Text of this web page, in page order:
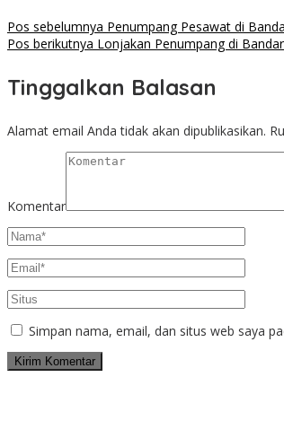
Pos sebelumnya Penumpang Pesawat di
Pos berikutnya Lonjakan Penumpang di
Tinggalkan Balasan
Alamat email Anda tidak akan dipublikasikan.
Komentar
Simpan nama, email, dan situs web saya